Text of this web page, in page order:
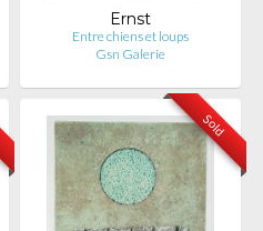
Ernst
Entre chiens et loups
Gsn Galerie
Sold